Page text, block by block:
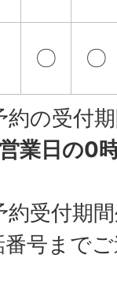
〇 〇
の受付
業日の0
受付期
号まで